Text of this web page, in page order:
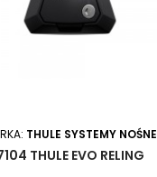
THULE SYSTEMY NOŚNE
THULE EVO RELING